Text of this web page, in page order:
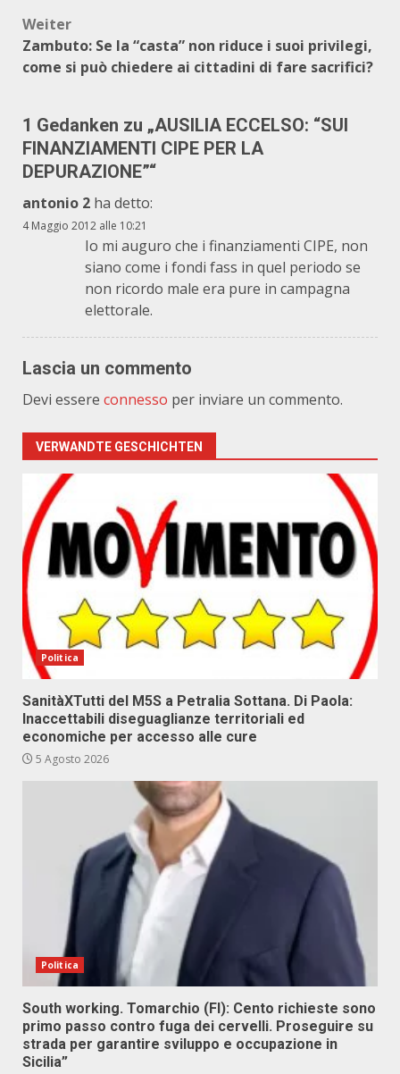
Weiter
Zambuto: Se la “casta” non riduce i suoi privilegi,
come si può chiedere ai cittadini di fare sacrifici?
1 Gedanken zu „AUSILIA ECCELSO: “SUI
FINANZIAMENTI CIPE PER LA
DEPURAZIONE”“
antonio 2 ha detto:
4 Maggio 2012 alle 10:21
Io mi auguro che i finanziamenti CIPE, non
siano come i fondi fass in quel periodo se
non ricordo male era pure in campagna
elettorale.
Lascia un commento
Devi essere connesso per inviare un commento.
VERWANDTE GESCHICHTEN
Politica
SanitàXTutti del M5S a Petralia Sottana. Di Paola:
Inaccettabili diseguaglianze territoriali ed
economiche per accesso alle cure
5 Agosto 2026
Politica
South working. Tomarchio (FI): Cento richieste sono
primo passo contro fuga dei cervelli. Proseguire su
strada per garantire sviluppo e occupazione in
Sicilia”